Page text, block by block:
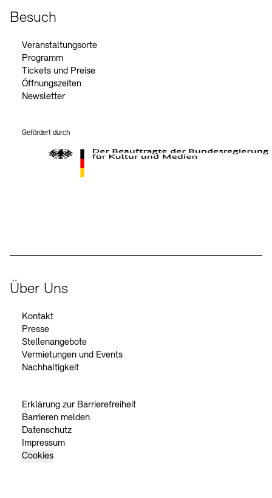
Besuch
Veranstaltungsorte
Programm
Tickets und Preise
Öffnungszeiten
Newsletter
Gefördert durch
Über Uns
Kontakt
Presse
Stellenangebote
Vermietungen und Events
Nachhaltigkeit
Erklärung zur Barrierefreiheit
Barrieren melden
Datenschutz
Impressum
Cookies